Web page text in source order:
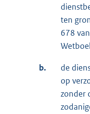
ten
678
b.
de
op
zonder